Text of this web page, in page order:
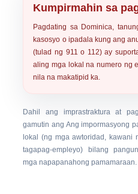
Kumpirmahin sa
Pagdating sa Dominica,
kasosyo o ipadala kung ang
(tulad ng 911 o 112) ay
aling mga lokal na numero ng
nila na makatipid ka.
Dahil ang imprastraktura at
gamutin ang Ang impormasyong
lokal (ng mga awtoridad, kawani
tagapag-empleyo) bilang
mga napapanahong pamamaraan.